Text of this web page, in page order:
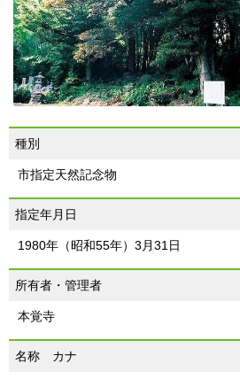
種別
市指定天然記念物
指定年月日
1980年（昭和55年）3月31日
所有者・管理者
本覚寺
名称 カナ